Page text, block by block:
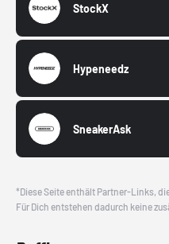
StockX
Hypeneedz
SneakerAsk
*Diese Seite enthält Partner-Links,
Für Dich entstehen dadurch keine